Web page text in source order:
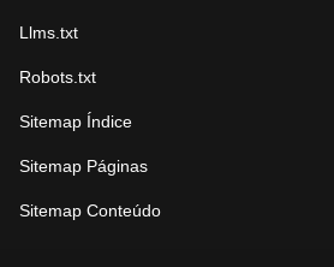
Llms.txt
Robots.txt
Sitemap Índice
Sitemap Páginas
Sitemap Conteúdo